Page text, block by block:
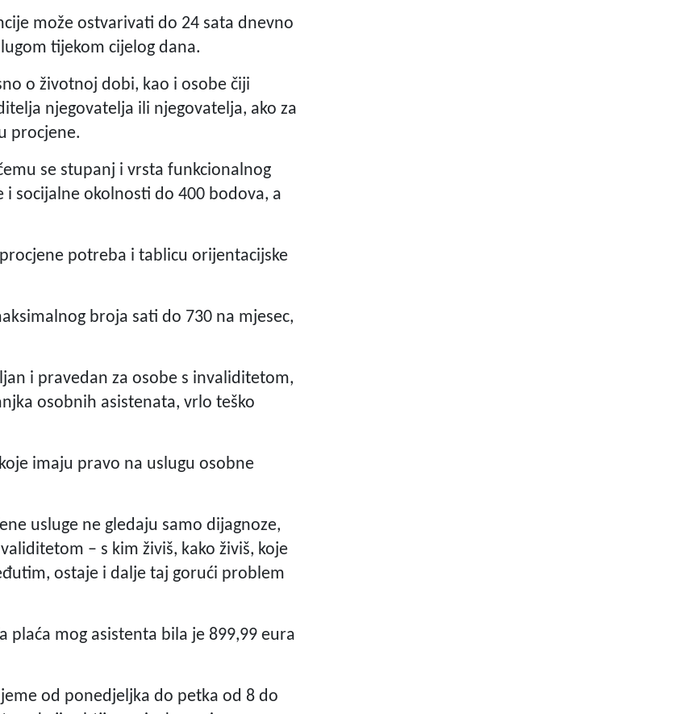
može ostvarivati do 24 sata dnevno
tijekom cijelog dana.
o životnoj dobi, kao i osobe čiji
njegovatelja ili njegovatelja, ako za
procjene.
se stupanj i vrsta funkcionalnog
socijalne okolnosti do 400 bodova, a
potreba i tablicu orijentacijske
broja sati do 730 na mjesec,
i pravedan za osobe s invaliditetom,
osobnih asistenata, vrlo teško
imaju pravo na uslugu osobne
usluge ne gledaju samo dijagnoze,
– s kim živiš, kako živiš, koje
ostaje i dalje taj gorući problem
plaća mog asistenta bila je 899,99 eura
od ponedjeljka do petka od 8 do